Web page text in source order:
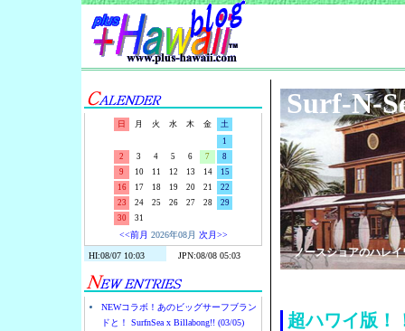
日 月 火 水 木 金
土
1
2
3 4 5 6 7
8
9
10 11 12 13 14
15
16
17 18 19 20 21
22
23
24 25 26 27 28
29
30
31
<<前月 2026年08月 次月>>
NEWコラボ！あのビッグサーフブラン
ドと！ SurfnSea x Billabong!! (03/05)
Surf-N-
ノースショアのハレ
超ハワイ版！